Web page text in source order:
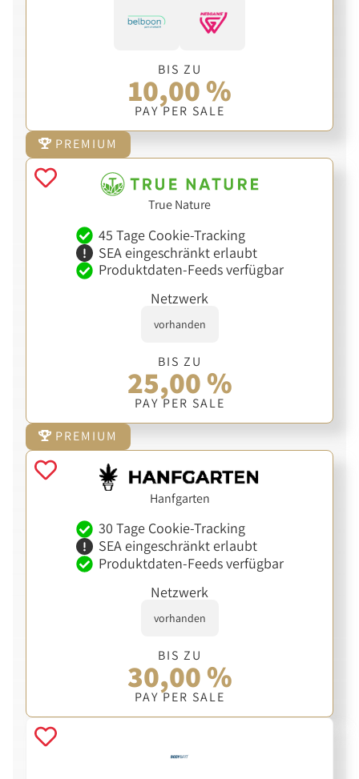
BIS ZU
10,00 %
PAY PER SALE
PREMIUM
True Nature
45 Tage Cookie-Tracking
SEA eingeschränkt erlaubt
Produktdaten-Feeds verfügbar
Netzwerk
vorhanden
BIS ZU
25,00 %
PAY PER SALE
PREMIUM
Hanfgarten
30 Tage Cookie-Tracking
SEA eingeschränkt erlaubt
Produktdaten-Feeds verfügbar
Netzwerk
vorhanden
BIS ZU
30,00 %
PAY PER SALE